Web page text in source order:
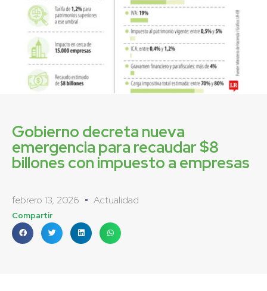
Gobierno decreta nueva
emergencia para recaudar $8
billones con impuesto a empresas
febrero 13, 2026 Actualidad
Compartir